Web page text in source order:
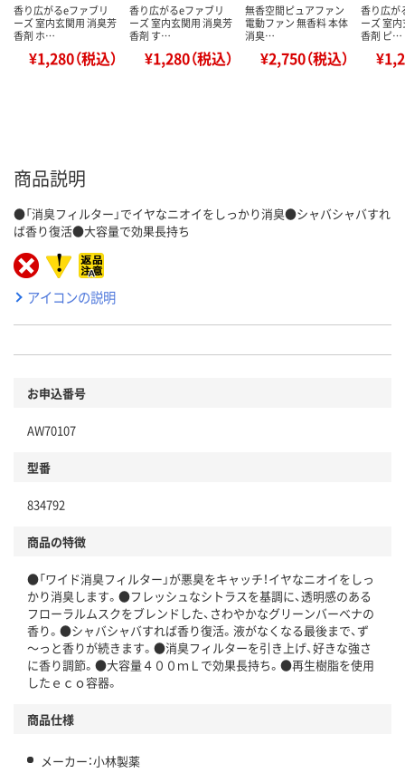
香り広がるeファブリ
ーズ 室内玄関用 消臭芳
香剤 ホ…
¥1,280（税込）
香り広がるeファブリ
ーズ 室内玄関用 消臭芳
香剤 す…
¥1,280（税込）
無香空間ピュアファン
電動ファン 無香料 本体
消臭…
¥2,750（税込）
香り広が
ーズ 室
香剤 ピ…
商品説明
●「消臭フィルター」でイヤなニオイをしっかり消臭●シャバシャバすれ
ば香り復活●大容量で効果長持ち
アイコンの説明
お申込番号
AW70107
型番
834792
商品の特徴
●「ワイド消臭フィルター」が悪臭をキャッチ！イヤなニオイをしっ
かり消臭します。●フレッシュなシトラスを基調に、透明感のある
フローラルムスクをブレンドした、さわやかなグリーンバーベナの
香り。●シャバシャバすれば香り復活。液がなくなる最後まで、ず
～っと香りが続きます。●消臭フィルターを引き上げ、好きな強さ
に香り調節。●大容量４００ｍＬで効果長持ち。●再生樹脂を使用
したｅｃｏ容器。
商品仕様
メーカー：小林製薬